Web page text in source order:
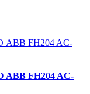
ABB FH204 AC-